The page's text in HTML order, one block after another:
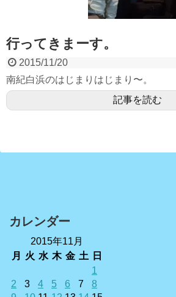
行ってきまーす。
2015/11/20
南紀白浜のはじまりはじまり〜。
記事を読む
カレンダー
2015年11月
月
火 水 木 金 土 日
1
2
3 4 5 6 7
8